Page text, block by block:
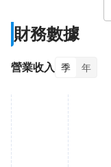
財務數據
營業收入 季 年